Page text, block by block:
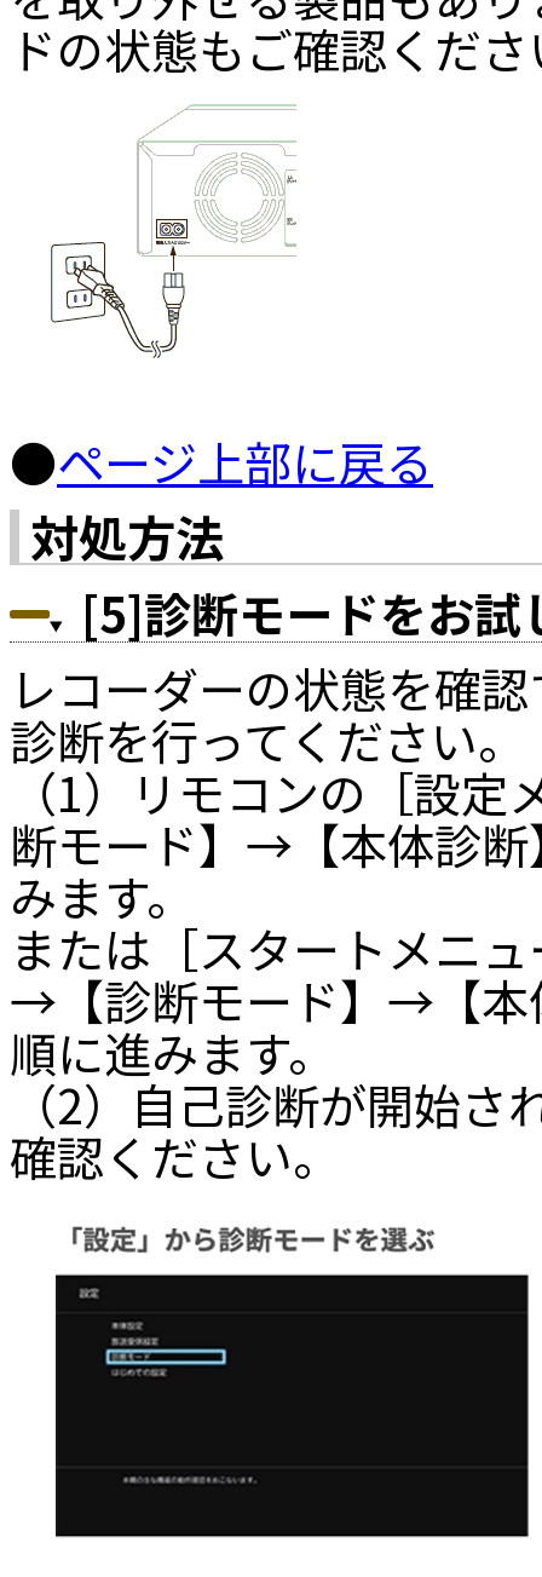
ドの状態もご確認くだ
●ページ上部に戻る
対処方法
[5]診断モードをお試
レコーダーの状態を確
診断を行ってください。
（1）リモコンの［設
断モード】→【本体診
みます。
または［スタートメニ
→【診断モード】→【本
順に進みます。
（2）自己診断が開始
確認ください。